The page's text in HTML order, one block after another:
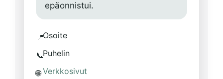
epäonnistui.
📍Osoite
📞Puhelin
🌐 Verkkosivut